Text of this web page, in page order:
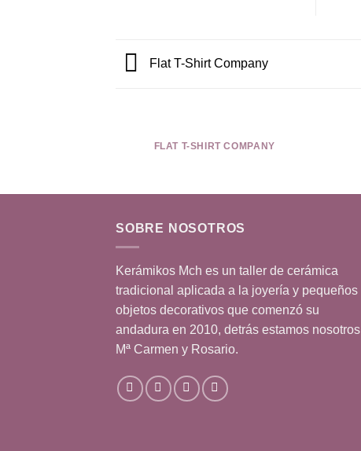
Flat T-Shirt Company
FLAT T-SHIRT COMPANY
SOBRE NOSOTROS
Kerámikos Mch es un taller de cerámica
tradicional aplicada a la joyería y pequeños
objetos decorativos que comenzó su
andadura en 2010, detrás estamos nosotros
Mª Carmen y Rosario.